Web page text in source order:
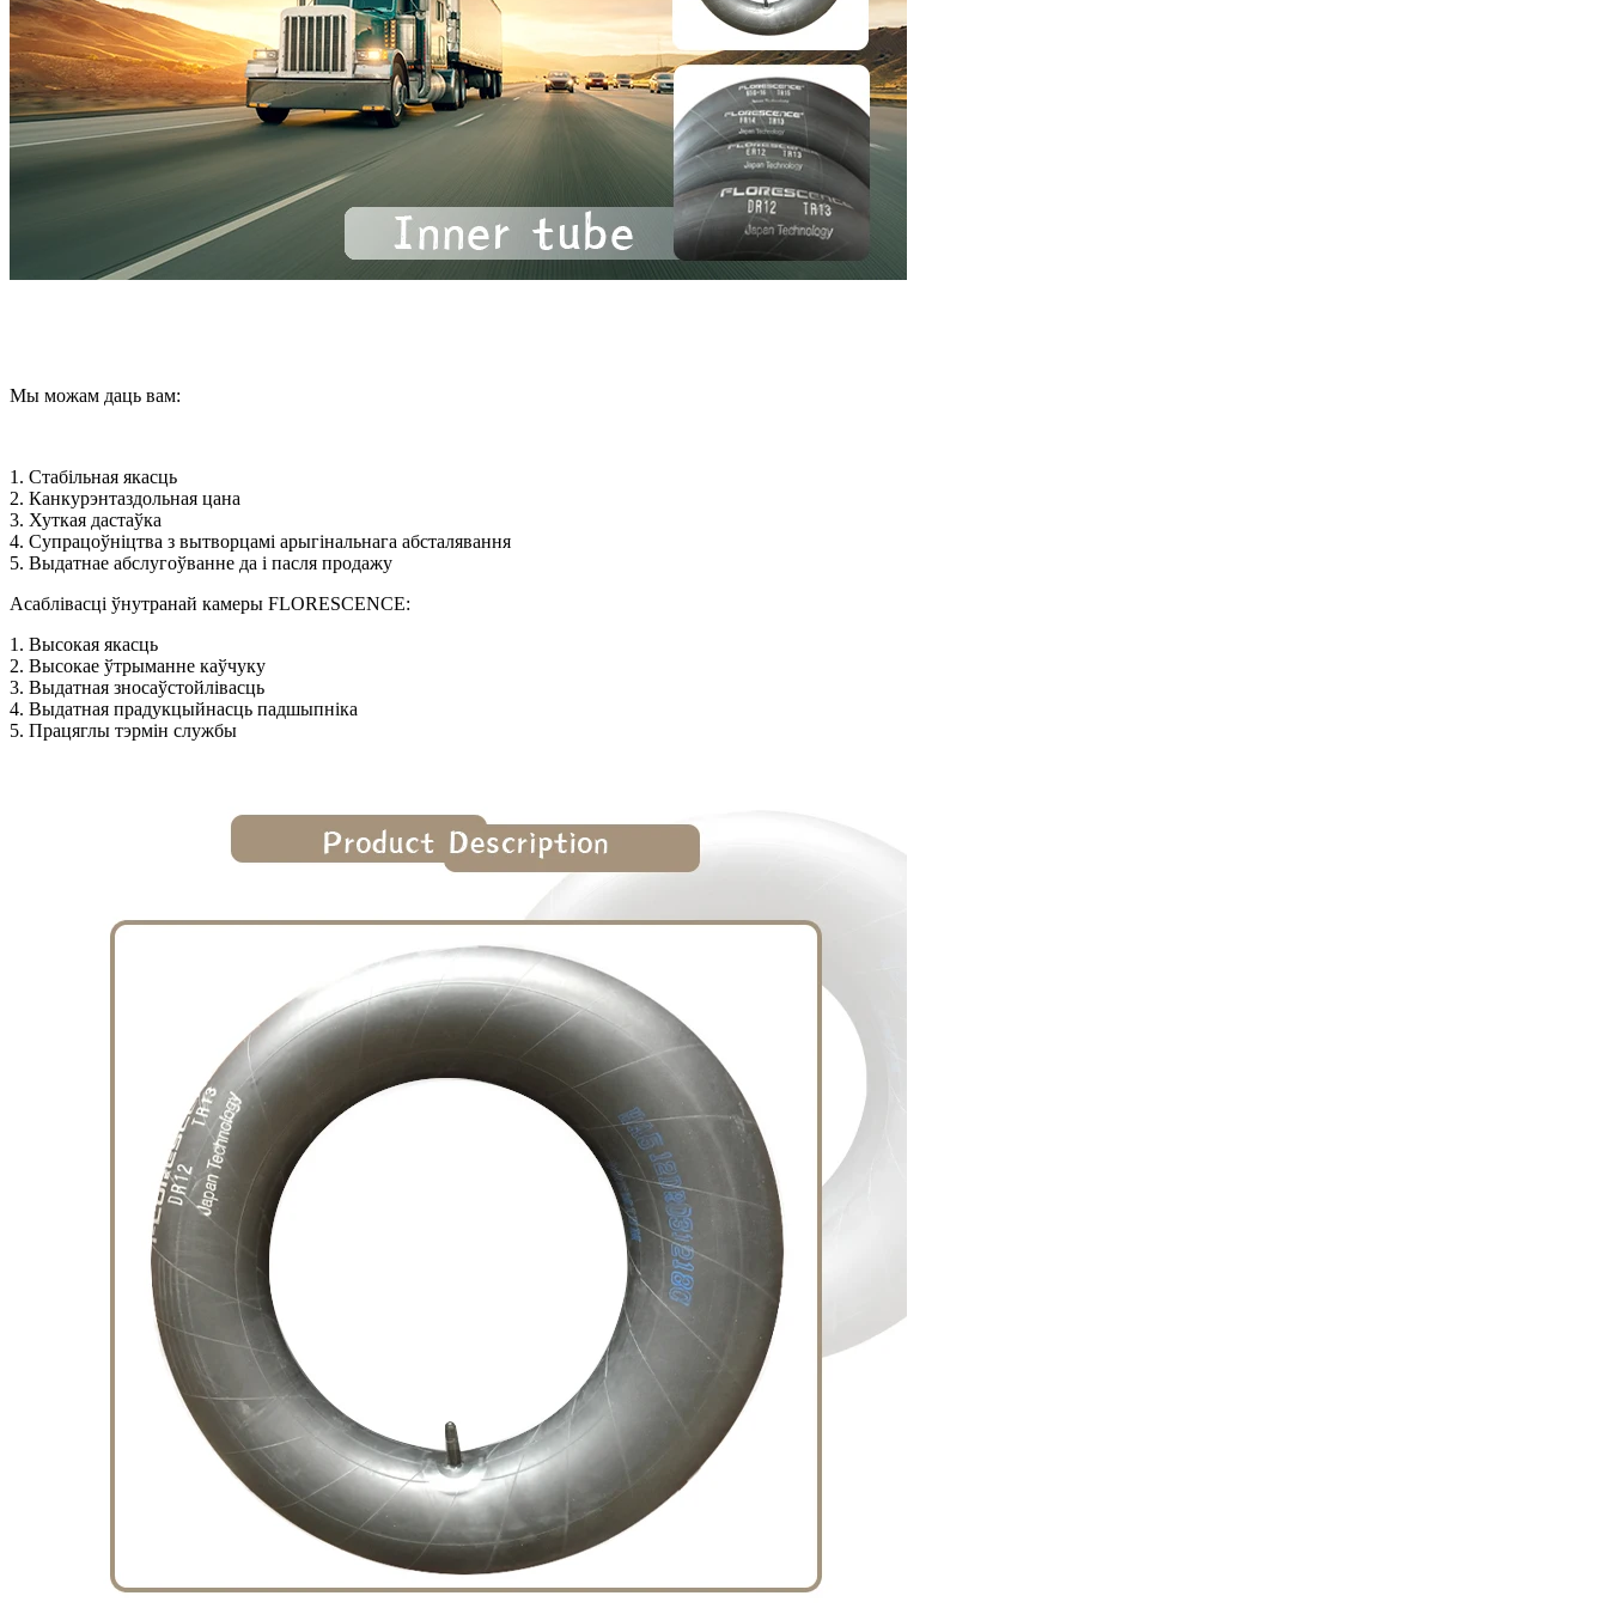
Мы можам даць вам:
1. Стабільная якасць
2. Канкурэнтаздольная цана
3. Хуткая дастаўка
4. Супрацоўніцтва з вытворцамі арыгінальнага абсталявання
5. Выдатнае абслугоўванне да і пасля продажу
Асаблівасці ўнутранай камеры FLORESCENCE:
1. Высокая якасць
2. Высокае ўтрыманне каўчуку
3. Выдатная зносаўстойлівасць
4. Выдатная прадукцыйнасць падшыпніка
5. Працяглы тэрмін службы